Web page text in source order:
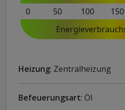
0 50 100 150
Heizung: Zentralheizung
Befeuerungsart: Öl